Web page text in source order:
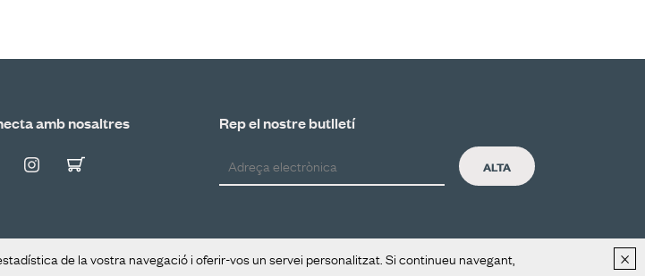
amb nosaltres Rep el nostre butlletí
ALTA
Distribució Contacte Avís legal
×
de la vostra navegació i oferir-vos un servei personalitzat. Si continueu navegant,